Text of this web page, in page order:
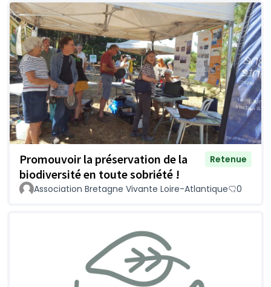
Promouvoir la préservation de la
biodiversité en toute sobriété !
Retenue
Association Bretagne Vivante Loire-Atlantique 0